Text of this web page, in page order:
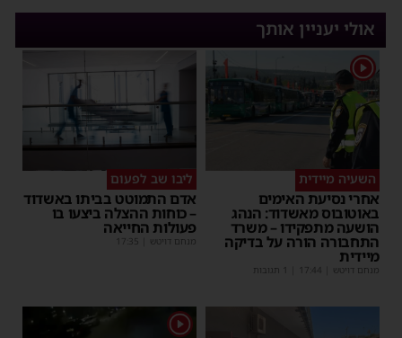
אולי יעניין אותך
1
השעיה מיידית
אחרי נסיעת האימים
באוטובוס מאשדוד: הנהג
הושעה מתפקידו – משרד
התחבורה הורה על בדיקה
מיידית
מנחם דויטש 17:44
ליבו שב לפעום
אדם התמוטט בביתו באשדוד
– כוחות ההצלה ביצעו בו
פעולות החייאה
מנחם דויטש 17:35
1